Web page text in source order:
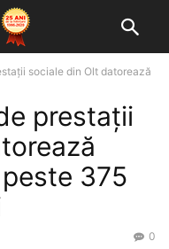
sociale din Olt datorează
prestaţii
375
0